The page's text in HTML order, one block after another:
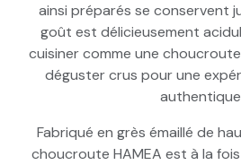
ainsi préparés se conservent
goût est délicieusement
cuisiner comme une
déguster crus pour une
Fabriqué en grès émaillé de
choucroute HAMEA est à la